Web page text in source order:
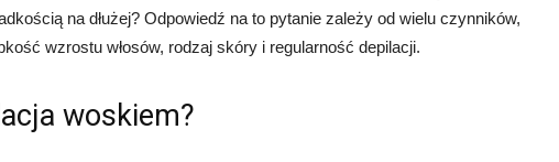
na dłużej? Odpowiedź na to pytanie zależy od wielu czynników,
wzrostu włosów, rodzaj skóry i regularność depilacji.
woskiem?